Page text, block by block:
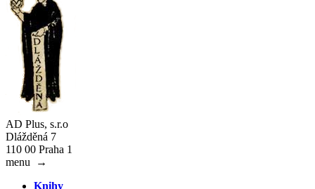
AD Plus, s.r.o
Dlážděná 7
110 00 Praha 1
menu
→
Knihy